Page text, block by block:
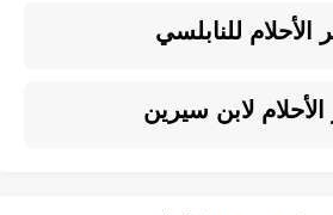
الأحلام للنابلسي
لابن سيرين